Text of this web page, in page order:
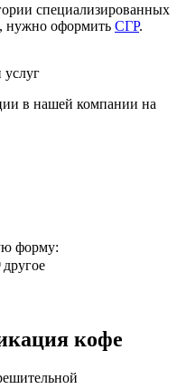
специализированных
нужно оформить СГР.
услуг
в нашей компании на
форму:
другое
кофе